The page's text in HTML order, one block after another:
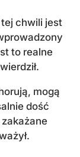
chwili jest
to realne
mogą
dość